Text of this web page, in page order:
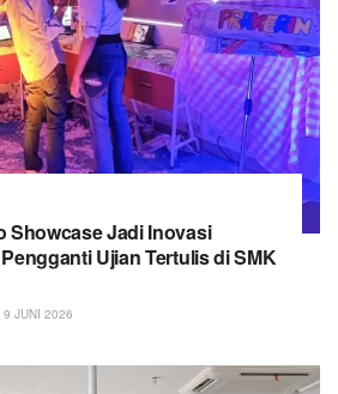
Showcase Jadi Inovasi
Ujian Tertulis di SMK
9 JUNI 2026